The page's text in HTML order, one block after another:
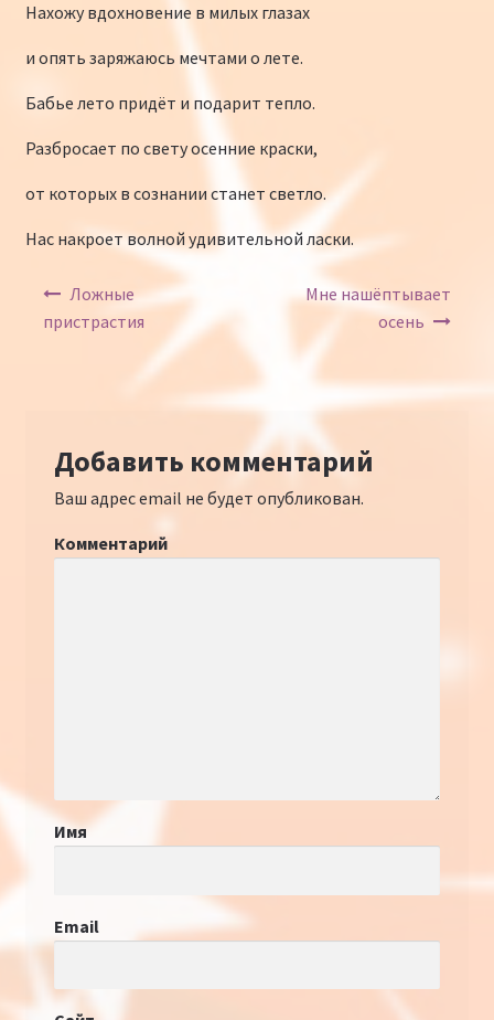
Нахожу вдохновение в милых глазах
и опять заряжаюсь мечтами о лете.
Бабье лето придёт и подарит тепло.
Разбросает по свету осенние краски,
от которых в сознании станет светло.
Нас накроет волной удивительной ласки.
Навигация по записям
Ложные
пристрастия
Мне нашёптывает
осень
Добавить комментарий
Ваш адрес email не будет опубликован.
Комментарий
Имя
Email